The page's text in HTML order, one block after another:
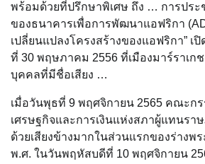
พร้อมด้วยที่ปรึกษาพิเศษ ถึง … การประ
ของธนาคารเพื่อการพัฒนาแอฟริกา
เปลี่ยนแปลงโครงสร้างของแอฟริกา” เ
ที่ 30 พฤษภาคม 2556 ที่เมืองมาร์ราเก
บุคคลที่มีชื่อเสียง …
เมื่อวันพุธที่ 9 พฤศจิกายน 2565 คณะก
เศรษฐกิจและการเงินแห่งสภาผู้แทนรา
ด้วยเสียงข้างมากในส่วนแรกของร่าง
พ.ศ. ในวันพฤหัสบดีที่ 10 พฤศจิกายน